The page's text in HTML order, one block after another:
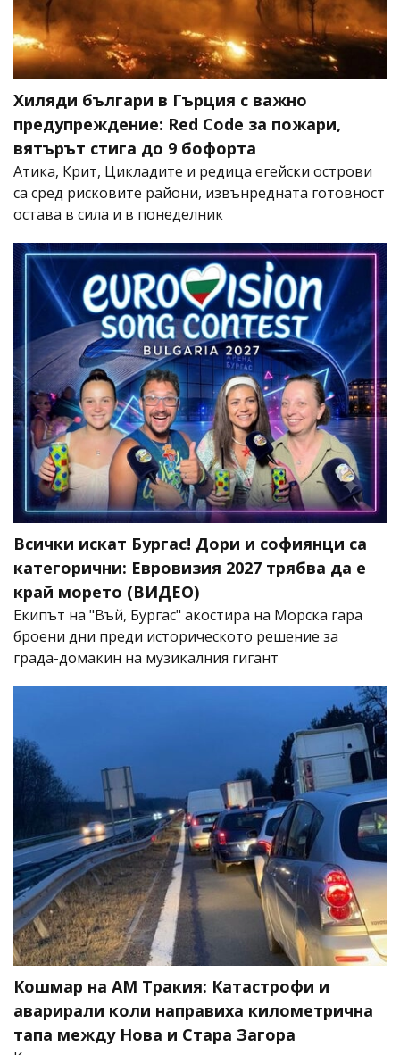
Хиляди българи в Гърция с важно
предупреждение: Red Code за пожари,
вятърът стига до 9 бофорта
Атика, Крит, Цикладите и редица егейски острови
са сред рисковите райони, извънредната готовност
остава в сила и в понеделник
Всички искат Бургас! Дори и софиянци са
категорични: Евровизия 2027 трябва да е
край морето (ВИДЕО)
Екипът на "Въй, Бургас" акостира на Морска гара
броени дни преди историческото решение за
града-домакин на музикалния гигант
Кошмар на АМ Тракия: Катастрофи и
аварирали коли направиха километрична
тапа между Нова и Стара Загора